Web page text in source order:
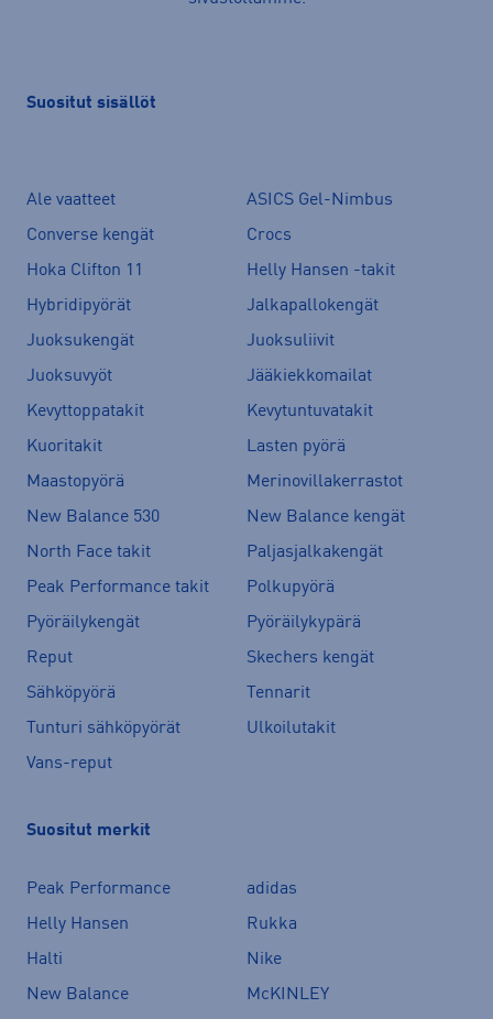
Suositut sisällöt
Ale vaatteet
ASICS Gel-Nimbus
Converse kengät
Crocs
Hoka Clifton 11
Helly Hansen -takit
Hybridipyörät
Jalkapallokengät
Juoksukengät
Juoksuliivit
Juoksuvyöt
Jääkiekkomailat
Kevyttoppatakit
Kevytuntuvatakit
Kuoritakit
Lasten pyörä
Maastopyörä
Merinovillakerrastot
New Balance 530
New Balance kengät
North Face takit
Paljasjalkakengät
Peak Performance takit
Polkupyörä
Pyöräilykengät
Pyöräilykypärä
Reput
Skechers kengät
Sähköpyörä
Tennarit
Tunturi sähköpyörät
Ulkoilutakit
Vans-reput
Suositut merkit
Peak Performance
adidas
Helly Hansen
Rukka
Halti
Nike
New Balance
McKINLEY